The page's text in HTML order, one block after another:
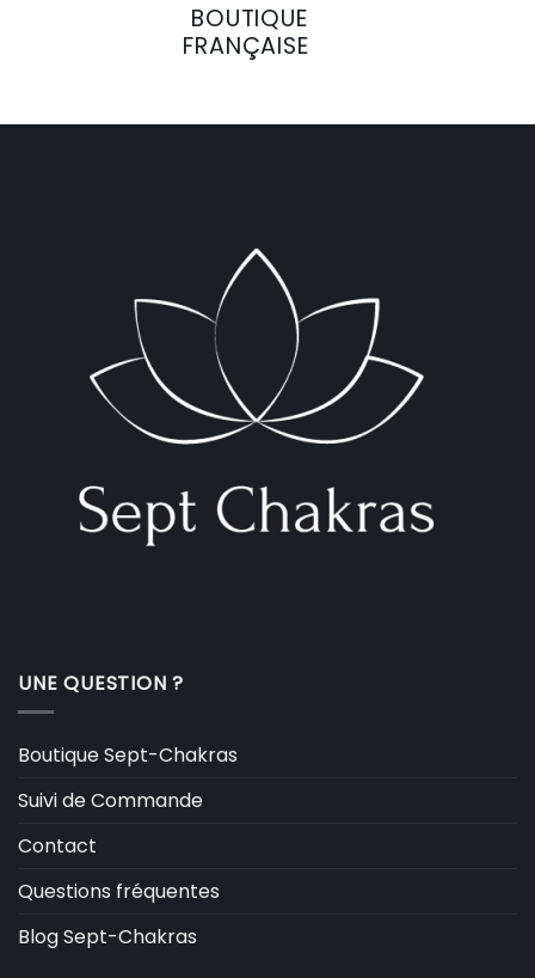
BOUTIQUE
FRANÇAISE
UNE QUESTION ?
Boutique Sept-Chakras
Suivi de Commande
Contact
Questions fréquentes
Blog Sept-Chakras